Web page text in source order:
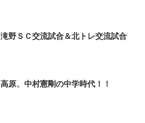
滝野ＳＣ交流試合＆北トレ交流試合
高原、中村憲剛の中学時代！！